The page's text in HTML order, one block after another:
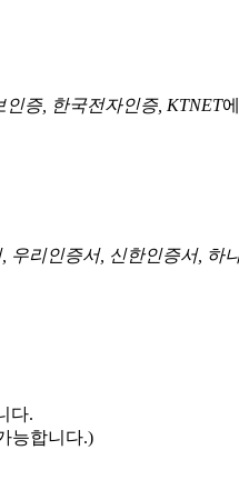
증, 한국전자인증, KTNET
우리인증서, 신한인증서, 하
다.
능합니다.)